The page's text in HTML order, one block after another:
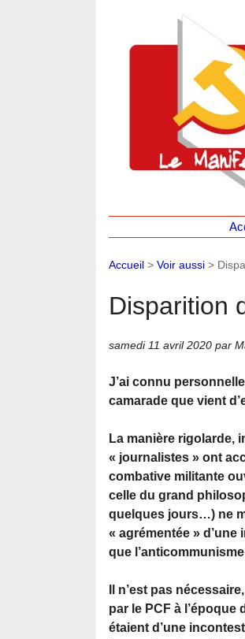
Accueil > Voir aussi >
Disparition
samedi 11 avril 2020 par
J’ai connu
camarade que vient
La manière rigolarde,
« journalistes » ont
combative militante
celle du grand
quelques jours…) ne
« agrémentée »
que
Il n’est pas
par le PCF à
étaient d’une